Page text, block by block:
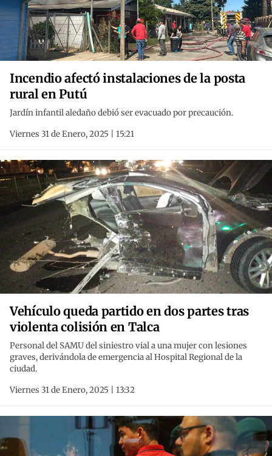
Incendio afectó instalaciones de la posta
rural en Putú
Jardín infantil aledaño debió ser evacuado por precaución.
Viernes 31 de Enero, 2025 | 15:21
Vehículo queda partido en dos partes tras
violenta colisión en Talca
Personal del SAMU del siniestro vial a una mujer con lesiones
graves, derivándola de emergencia al Hospital Regional de la
ciudad.
Viernes 31 de Enero, 2025 | 13:32